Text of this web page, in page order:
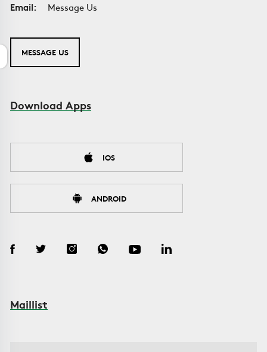
Email:
Message Us
MESSAGE US
Download Apps
IOS
ANDROID
Maillist